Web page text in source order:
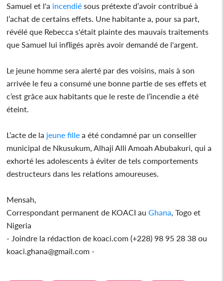
Samuel et l'a incendié sous prétexte d’avoir contribué à
l’achat de certains effets. Une habitante a, pour sa part,
révélé que Rebecca s'était plainte des mauvais traitements
que Samuel lui infligés après avoir demandé de l'argent.
Le jeune homme sera alerté par des voisins, mais à son
arrivée le feu a consumé une bonne partie de ses effets et
c’est grâce aux habitants que le reste de l’incendie a été
éteint.
L’acte de la jeune fille a été condamné par un conseiller
municipal de Nkusukum, Alhaji Alli Amoah Abubakuri, qui a
exhorté les adolescents à éviter de tels comportements
destructeurs dans les relations amoureuses.
Mensah,
Correspondant permanent de KOACI auGhana , Togo et
Nigeria
- Joindre la rédaction de koaci.com (+228) 98 95 28 38 ou
koaci.ghana@gmail.com -